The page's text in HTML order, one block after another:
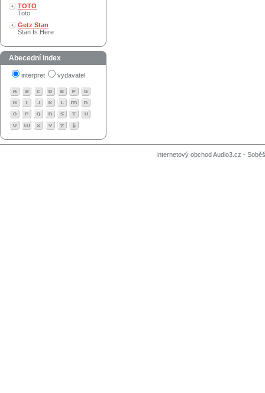
TOTO
Toto
Getz Stan
Stan Is Here
Abecední index
interpret vydavatel
Internetový obchod Audio3.cz -